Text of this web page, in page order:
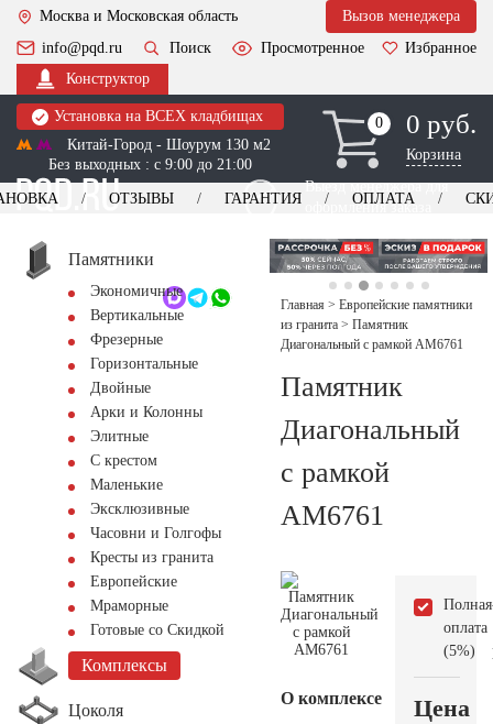
Москва и Московская область
Вызов менеджера
info@pqd.ru
Поиск Просмотренное
Избранное
Конструктор
Установка на ВСЕХ кладбищах
Китай-Город - Шоурум 130 м2
Без выходных : с 9:00 до 21:00
0
0 0 руб.
Корзина
Выезд менеджера для
оформления заказа
+7 (495) 518-44-23
Обратный звонок
ОТЗЫВЫ ГАРАНТИЯ ОПЛАТА
Памятники
Экономичные
Вертикальные
Фрезерные
Горизонтальные
Двойные
Арки и Колонны
Элитные
С крестом
Маленькие
Эксклюзивные
Часовни и Голгофы
Кресты из гранита
Европейские
Мраморные
Готовые со Скидкой
Комплексы
Цоколя
Главная > Европейские памятники
из гранита > Памятник
Диагональный с рамкой AM6761
Памятник
Диагональный
с рамкой
AM6761
О комплексе
Полная
оплата
(5%)
Цена